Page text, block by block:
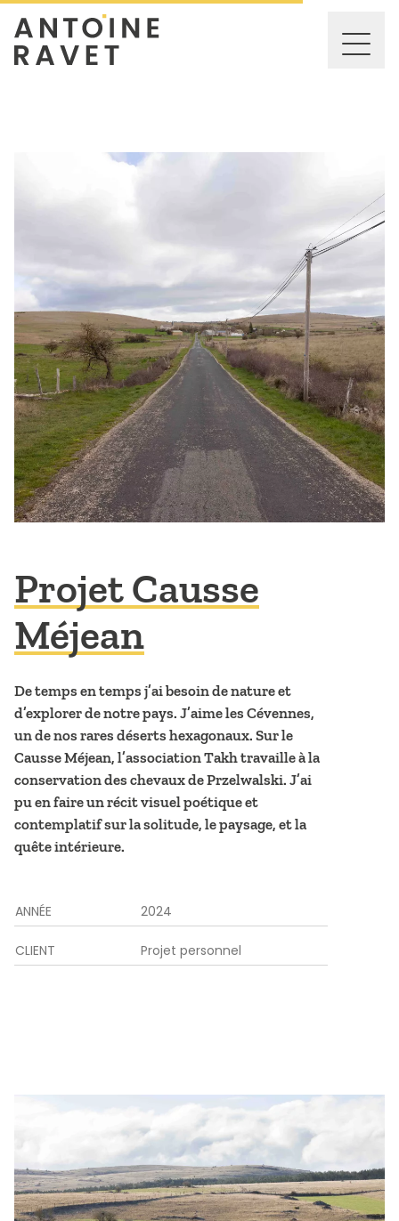
Projet Causse
Méjean
De temps en temps j’ai besoin de nature et
d’explorer de notre pays. J’aime les Cévennes,
un de nos rares déserts hexagonaux. Sur le
Causse Méjean, l’association Takh travaille à la
conservation des chevaux de Przelwalski. J’ai
pu en faire un récit visuel poétique et
contemplatif sur la solitude, le paysage, et la
quête intérieure.
ANNÉE 2024
CLIENT Projet personnel